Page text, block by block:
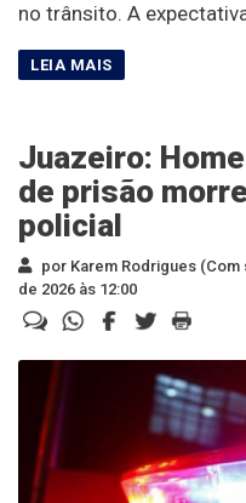
no trânsito. A
Juazeiro:
de prisão
policial
por Karem Rodrigues
de 2026 às 12:00